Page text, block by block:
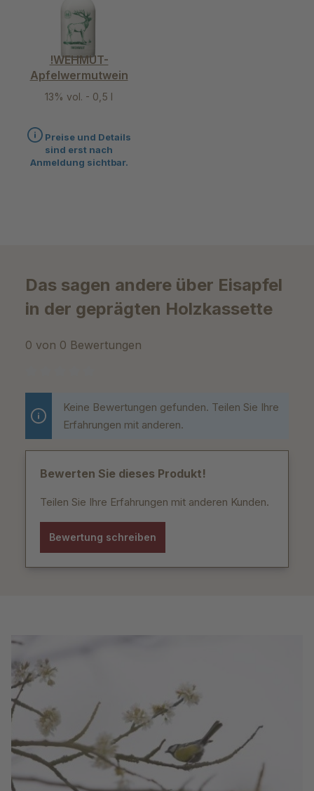
!WEHMUT-
Apfelwermutwein
13% vol. - 0,5 l
Preise und Details
sind erst nach
Anmeldung sichtbar.
Das sagen andere über Eisapfel
in der geprägten Holzkassette
0 von 0 Bewertungen
Durchschnittliche Bewertung von 0 von 5 Sternen
Keine Bewertungen gefunden. Teilen Sie Ihre
Erfahrungen mit anderen.
Bewerten Sie dieses Produkt!
Teilen Sie Ihre Erfahrungen mit anderen Kunden.
Bewertung schreiben